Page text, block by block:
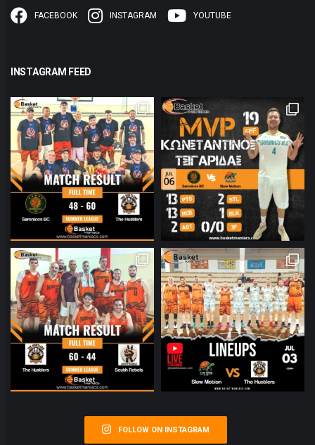
FACEBOOK INSTAGRAM YOUTUBE
INSTAGRAM FEED
FOLLOW ON INSTAGRAM